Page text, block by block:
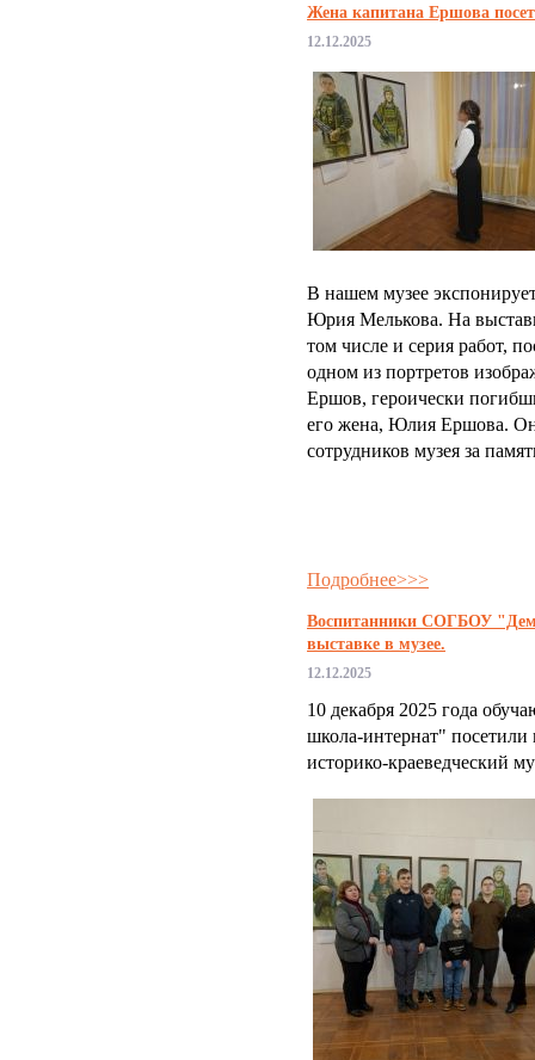
Жена капитана Ершова
12.12.2025
В нашем музее
Юрия Мелькова. На
том числе и серия работ,
одном из портретов
Ершов, героически
его жена, Юлия Ершова.
сотрудников музея за
Подробнее>>>
Воспитанники СОГБОУ
выставке в музее.
12.12.2025
10 декабря 2025 года
школа-интернат"
историко-краеведческий